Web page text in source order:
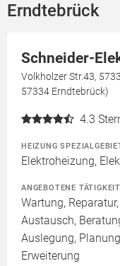
Erndtebrück
Schneider-
Volkholzer Str.43,
57334 Erndtebrück)
4.3
HEIZUNG
Elektroheizung,
ANGEBOTENE
Wartung,
Austausch,
Auslegung,
Erweiterung